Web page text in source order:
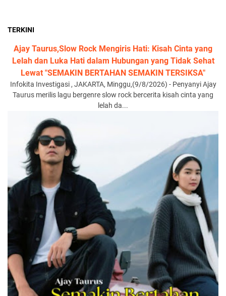
TERKINI
Ajay Taurus,Slow Rock Mengiris Hati: Kisah Cinta yang
Lelah dan Luka Hati dalam Hubungan yang Tidak Sehat
Lewat "SEMAKIN BERTAHAN SEMAKIN TERSIKSA"
Infokita Investigasi , JAKARTA, Minggu,(9/8/2026) - Penyanyi Ajay
Taurus merilis lagu bergenre slow rock bercerita kisah cinta yang
lelah da...